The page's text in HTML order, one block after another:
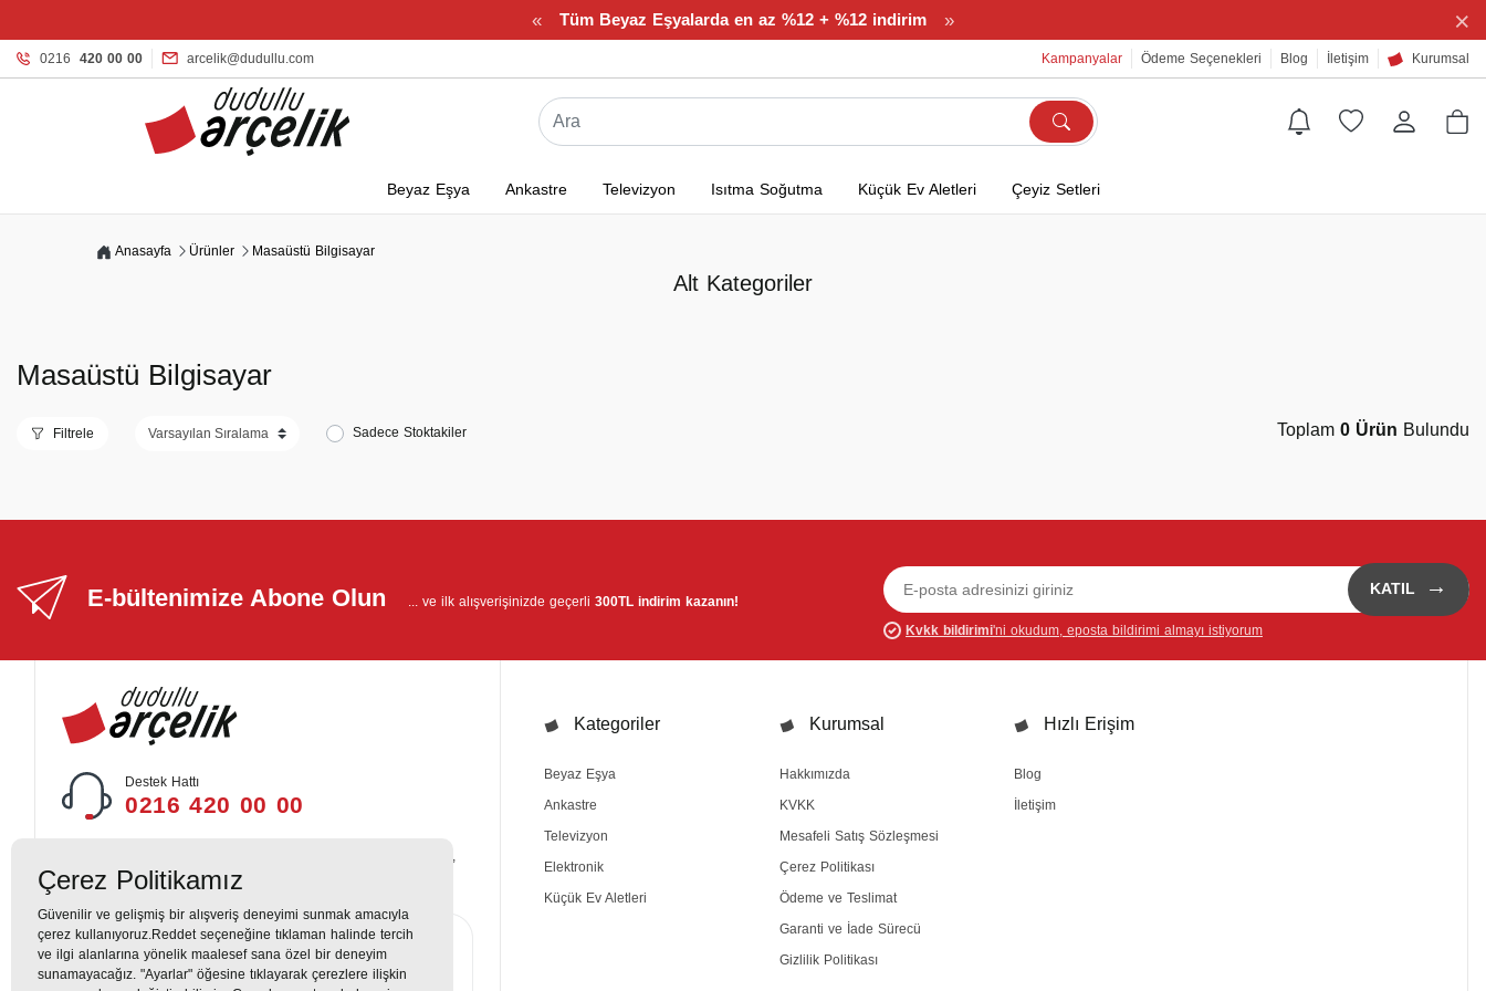
« Tüm Beyaz Eşyalarda en az %12 + %12 indirim » ×
0216 420 00 00 arcelik@dudullu.com Kampanyalar Ödeme Seçenekleri Blog İletişim Kurumsal
Beyaz Eşya Ankastre Televizyon Isıtma Soğutma Küçük Ev Aletleri Çeyiz Setleri
Anasayfa Ürünler Masaüstü Bilgisayar
Alt Kategoriler
Masaüstü Bilgisayar
Filtrele Sadece Stoktakiler Toplam 0 Ürün Bulundu
E-bültenimize Abone Olun ... ve ilk alışverişinizde geçerli 300TL indirim kazanın!
KATIL →
Kvkk bildirimi'ni okudum, eposta bildirimi almayı istiyorum
Destek Hattı
0216 420 00 00
Yukarı Dudullu, Alemdağ Cd No: 806, 34760 Dudullu, Ümraniye,
İstanbul
Kategoriler
Beyaz Eşya
Ankastre
Televizyon
Elektronik
Küçük Ev Aletleri
Kurumsal
Hakkımızda
KVKK
Mesafeli Satış Sözleşmesi
Çerez Politikası
Ödeme ve Teslimat
Garanti ve İade Sürecü
Gizlilik Politikası
Hızlı Erişim
Blog
İletişim
Çerez Politikamız
Güvenilir ve gelişmiş bir alışveriş deneyimi sunmak amacıyla
çerez kullanıyoruz.Reddet seçeneğine tıklaman halinde tercih
ve ilgi alanlarına yönelik maalesef sana özel bir deneyim
sunamayacağız. "Ayarlar" öğesine tıklayarak çerezlere ilişkin